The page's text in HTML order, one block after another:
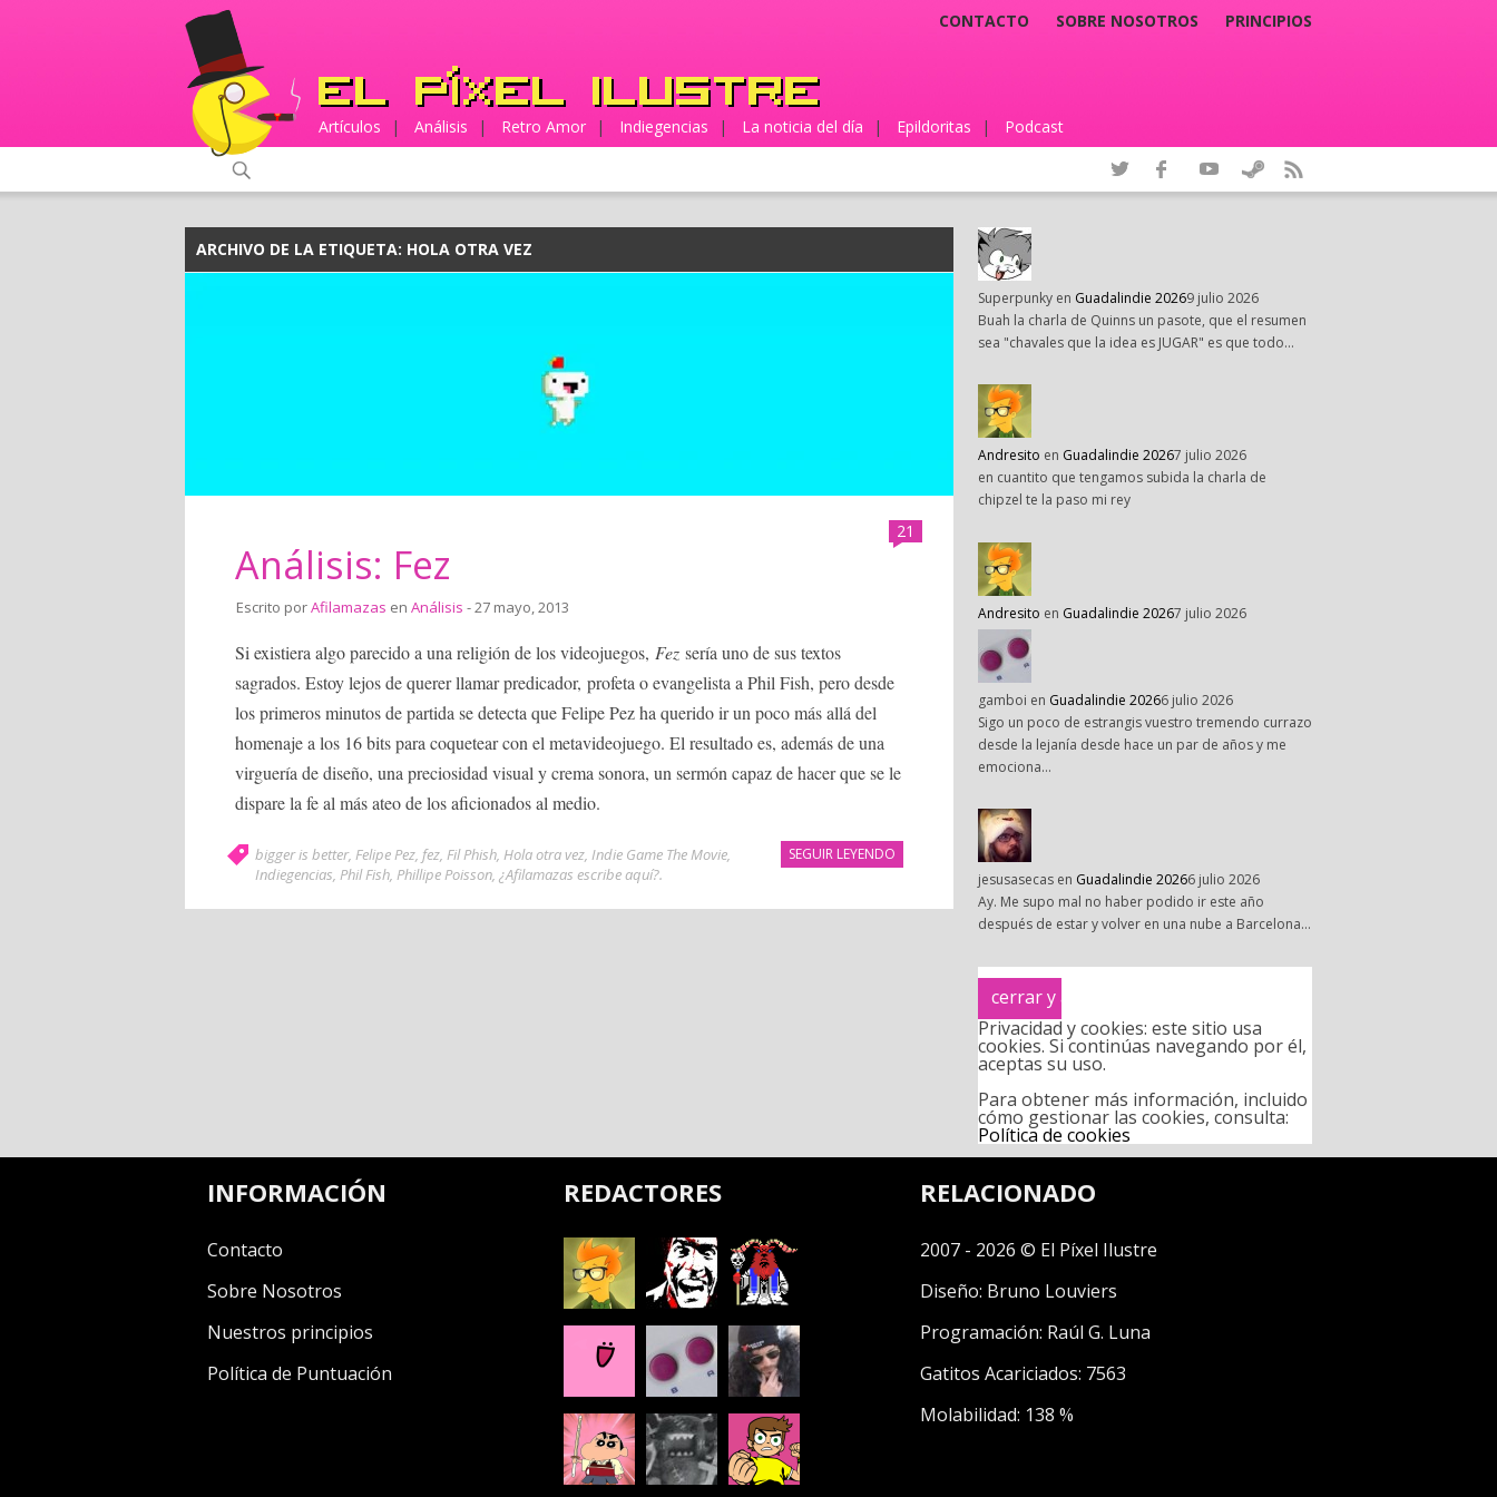
CONTACTO SOBRE NOSOTROS PRINCIPIOS
Artículos | Análisis | Retro Amor | Indiegencias | La noticia del día | Epildoritas | Podcast
ARCHIVO DE LA ETIQUETA: HOLA OTRA VEZ
21
Análisis: Fez
Escrito porAfilamazas en Análisis - 27 mayo, 2013
Si existiera algo parecido a una religión de los videojuegos, Fez sería uno de sus textos
sagrados. Estoy lejos de querer llamar predicador, profeta o evangelista a Phil Fish, pero desde
los primeros minutos de partida se detecta que Felipe Pez ha querido ir un poco más allá del
homenaje a los 16 bits para coquetear con el metavideojuego. El resultado es, además de una
virguería de diseño, una preciosidad visual y crema sonora, un sermón capaz de hacer que se le
dispare la fe al más ateo de los aficionados al medio.
SEGUIR LEYENDO
bigger is better, Felipe Pez, fez, Fil Phish, Hola otra vez, Indie Game The Movie,
Indiegencias, Phil Fish, Phillipe Poisson, ¿Afilamazas escribe aquí?.
Superpunky en Guadalindie 20269 julio 2026
Buah la charla de Quinns un pasote, que el resumen
sea "chavales que la idea es JUGAR" es que todo…
Andresito en Guadalindie 20267 julio 2026
en cuantito que tengamos subida la charla de
chipzel te la paso mi rey
Andresito en Guadalindie 20267 julio 2026
gamboi en Guadalindie 20266 julio 2026
Sigo un poco de estrangis vuestro tremendo currazo
desde la lejanía desde hace un par de años y me
emociona…
jesusasecas en Guadalindie 20266 julio 2026
Ay. Me supo mal no haber podido ir este año
después de estar y volver en una nube a Barcelona…
Privacidad y cookies: este sitio usa
cookies. Si continúas navegando por él,
aceptas su uso.
Para obtener más información, incluido
cómo gestionar las cookies, consulta:
Política de cookies
INFORMACIÓN
Contacto
Sobre Nosotros
Nuestros principios
Política de Puntuación
REDACTORES RELACIONADO
2007 - 2026 © El Píxel Ilustre
Diseño: Bruno Louviers
Programación: Raúl G. Luna
Gatitos Acariciados: 7563
Molabilidad: 138 %